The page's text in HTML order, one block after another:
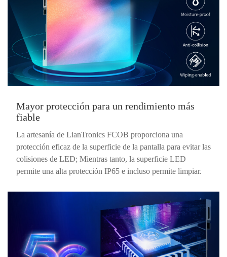
Mayor protección para un rendimiento más
fiable
La artesanía de LianTronics FCOB proporciona una
protección eficaz de la superficie de la pantalla para evitar las
colisiones de LED; Mientras tanto, la superficie LED
permite una alta protección IP65 e incluso permite limpiar.